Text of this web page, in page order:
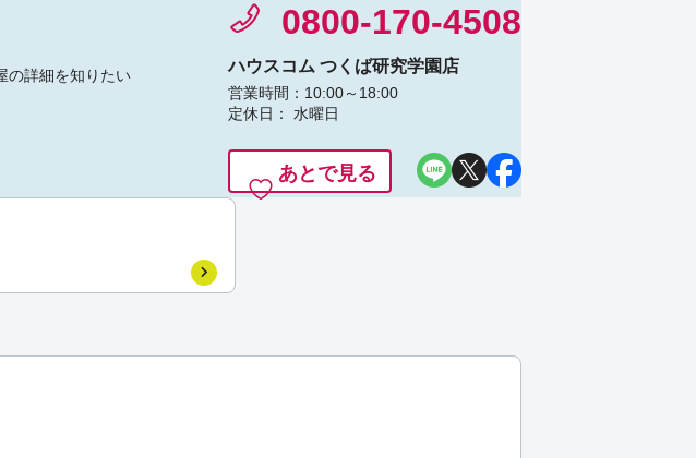
の詳細を知りたい
0800-170-4508
ハウスコム つくば研究学園店
営業時間：10:00～18:00
定休日： 水曜日
あとで見る